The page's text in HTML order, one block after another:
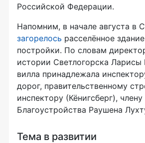
Российской Федерации.
Напомним, в начале августа в
загорелось расселённое
постройки. По словам
истории Светлогорска
вилла принадлежала
дорог, правительственному
инспектору (Кёнигсберг),
Благоустройства Раушена
Тема в развитии